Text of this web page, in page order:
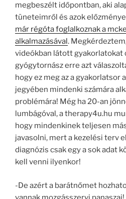
megbeszélt időpontban, aki
tüneteimről és azok
már régóta foglalkoznak a
alkalmazásával.
videókban látott gyakorlatokat
gyógytornász erre azt
hogy ez meg az a gyakorlatsor
jegyében mindenki számára
problémára! Még ha 20-an
lumbágóval, a therapy4u.hu
hogy mindenkinek teljesen
javasolni, mert a kezelési terv
diagnózis csak egy a sok adat
kell venni ilyenkor!
-De azért a barátnőmet